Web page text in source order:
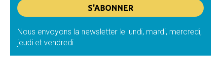
Nous envoyons la newsletter le lundi, mardi, mercredi,
jeudi et vendredi